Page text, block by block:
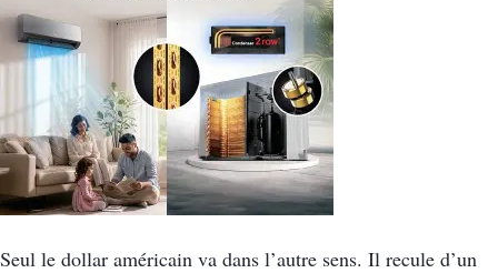
Seul le dollar américain va dans l’autre sens. Il recule d’un